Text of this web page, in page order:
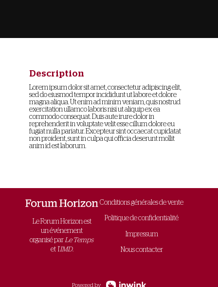
Description
Lorem ipsum dolor sit amet, consectetur adipiscing elit,
sed do eiusmod tempor incididunt ut labore et dolore
magna aliqua. Ut enim ad minim veniam, quis nostrud
exercitation ullamco laboris nisi ut aliquip ex ea
commodo consequat. Duis aute irure dolor in
reprehenderit in voluptate velit esse cillum dolore eu
fugiat nulla pariatur. Excepteur sint occaecat cupidatat
non proident, sunt in culpa qui officia deserunt mollit
anim id est laborum.
Le Forum Horizon est
un événement
organisé par Le Temps
et l'IMD.
Conditions générales de vente
Politique de confidentialité
Impressum
Nous contacter
Powered by